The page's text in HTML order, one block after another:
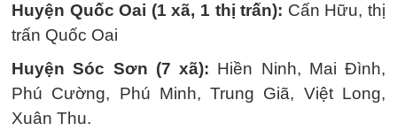
Huyện Quốc Oai (1 xã, 1 thị trấn): Cấn Hữu, thị
trấn Quốc Oai
Huyện Sóc Sơn (7 xã): Hiền Ninh, Mai Đình,
Phú Cường, Phú Minh, Trung Giã, Việt Long,
Xuân Thu.